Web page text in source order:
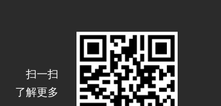
扫一扫
了解更多